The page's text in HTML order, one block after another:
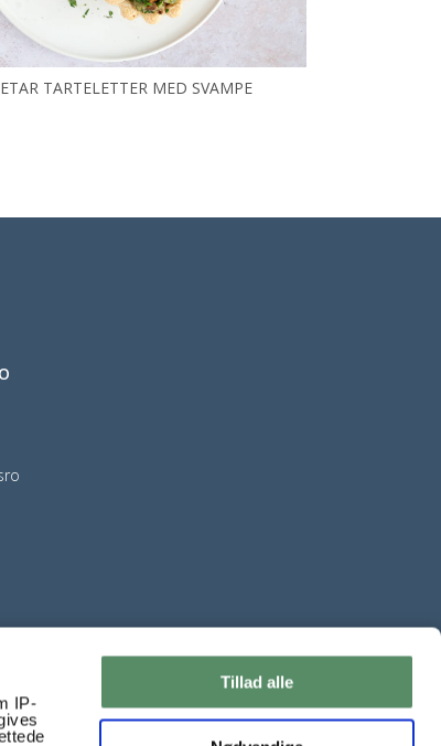
IP-
Tillad alle
TARTELETTER MED SVAMPE